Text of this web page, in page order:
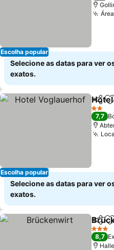
Escolha popular
Selecione as datas para ver
exatos.
Escolha popular
2
7,7
Selecione as datas para ver
exatos.
3
8,7